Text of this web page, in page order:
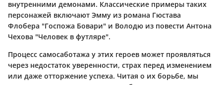
внутренними демонами. Классические примеры таких
персонажей включают Эмму из романа Гюстава
Флобера "Госпожа Бовари" и Володю из повести Антона
Чехова "Человек в футляре".
Процесс самосаботажа у этих героев может проявляться
через недостаток уверенности, страх перед изменением
или даже отторжение успеха. Читая о их борьбе, мы